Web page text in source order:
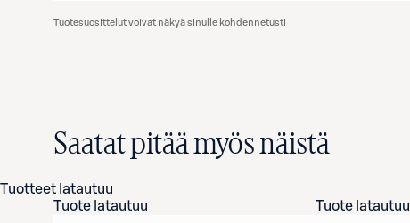
Tuotesuosittelut voivat näkyä sinulle kohdennetusti
Saatat pitää myös näistä
Tuotteet latautuu
Tuote latautuu
Tuote latautuu